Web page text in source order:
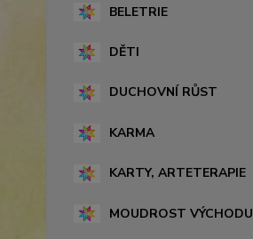
BELETRIE
DĚTI
DUCHOVNÍ RŮST
KARMA
KARTY, ARTETERAPIE
MOUDROST VÝCHODU